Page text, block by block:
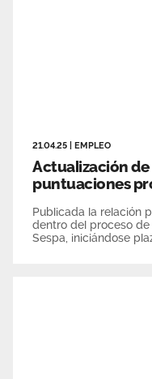
21.04.25 EMPLEO
Actualización de
puntuaciones
Publicada la relación
dentro del proceso
Sespa, iniciándose